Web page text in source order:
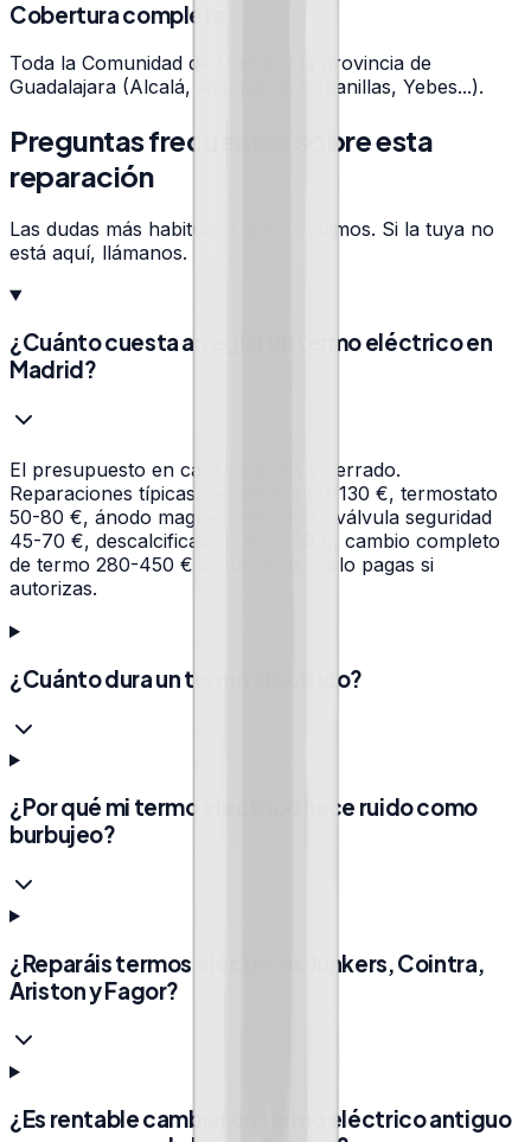
Cobertura completa
Toda la Comunidad de Madrid y la provincia de
Guadalajara (Alcalá, Azuqueca, Cabanillas, Yebes...).
Preguntas frecuentes sobre esta
reparación
Las dudas más habituales que recibimos. Si la tuya no
está aquí, llámanos.
¿Cuánto cuesta arreglar un termo eléctrico en
Madrid?
El presupuesto en casa es gratis y cerrado.
Reparaciones típicas: resistencia 80-130 €, termostato
50-80 €, ánodo magnesio 60-90 €, válvula seguridad
45-70 €, descalcificación 100-150 €, cambio completo
de termo 280-450 € según litros. Solo pagas si
autorizas.
¿Cuánto dura un termo eléctrico?
¿Por qué mi termo eléctrico hace ruido como
burbujeo?
¿Reparáis termos eléctricos Junkers, Cointra,
Ariston y Fagor?
¿Es rentable cambiar un termo eléctrico antiguo